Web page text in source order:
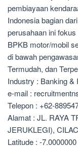
pembiayaan
Indonesia bagian
perusahaan ini
BPKB motor/mobil
di bawah
Termudah, dan
Industry : Banking &
e-mail :
Telepon : +62-
Alamat : JL. RAYA
JERUKLEGI),
Latitude : -7.0000000